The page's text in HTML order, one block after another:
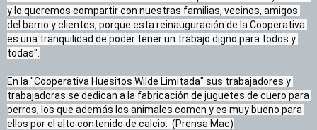
y lo queremos compartir con nuestras familias, vecinos, amigos
del barrio y clientes, porque esta reinauguración de la Cooperativa
es una tranquilidad de poder tener un trabajo digno para todos y
todas".
En la "Cooperativa Huesitos Wilde Limitada" sus trabajadores y
trabajadoras se dedican a la fabricación de juguetes de cuero para
perros, los que además los animales comen y es muy bueno para
ellos por el alto contenido de calcio.  (Prensa Mac)